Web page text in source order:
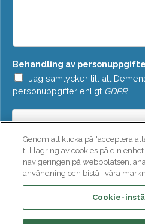
a
d
e
*
Behandling av
Jag samtycker till att
personuppgifter enligt GDPR.
Genom att klicka på "acceptera
till lagring av cookies på din
navigeringen på webbplatsen,
användning och bistå i våra
Cookie-